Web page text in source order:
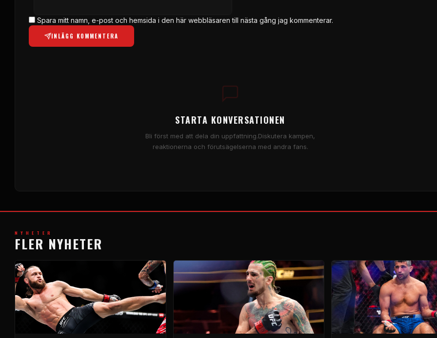
Spara mitt namn, e-post och hemsida i den här webbläsaren till nästa gång jag kommenterar.
INLÄGG KOMMENTERA
STARTA KONVERSATIONEN
Bli först med att dela din uppfattning.Diskutera kampen,
reaktionerna och förutsägelserna med andra fans.
NYHETER
FLER NYHETER